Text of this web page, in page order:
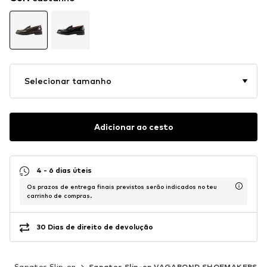
Selecionar tamanho
Adicionar ao cesto
4 - 6 dias úteis
Os prazos de entrega finais previstos serão indicados no teu
carrinho de compras.
30 Dias de direito de devolução